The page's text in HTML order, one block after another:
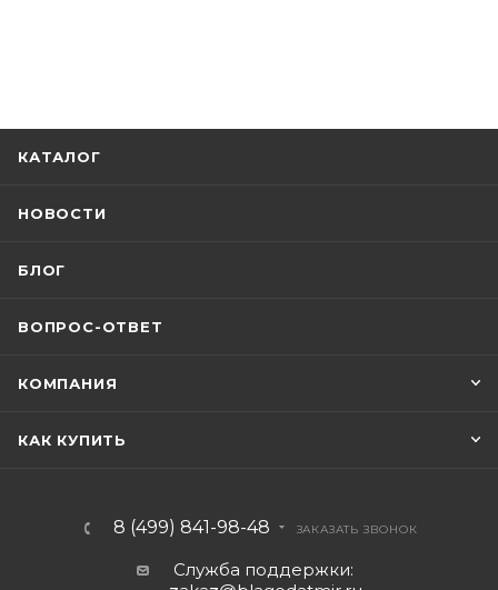
КАТАЛОГ
НОВОСТИ
БЛОГ
ВОПРОС-ОТВЕТ
КОМПАНИЯ
КАК КУПИТЬ
8 (499) 841-98-48 ЗАКАЗАТЬ ЗВОНОК
Служба поддержки: